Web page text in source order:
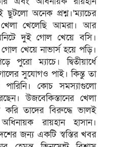
ছুটলো অনেক প্রশ্ন।‘ম্যাচের
খেলা খেলেছি আমরা। আর
দুই গোল খেয়ে বসি।
খেয়ে নাভার্স হয়ে পড়ি।
পুরো ম্যাচে। দ্বিতীয়ার্ধে
সুযোগও পাই। কিন্তু তা
পারিনি। কোচ সমস্যাগুলো
উজবেকিস্তানের খেলা
করি তাদের বিরুদ্ধে ভালই
রায়হান হাসান।
জন্য একটি স্বস্তির খবর